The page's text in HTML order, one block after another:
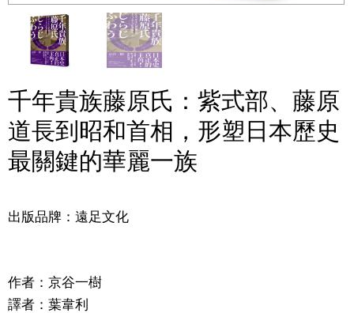
千年貴族藤原氏：紫式部、藤原
道長到昭和首相，形塑日本歷史
最關鍵的華麗一族
出版品牌：遠足文化
作者： 京谷一樹
譯者： 葉韋利